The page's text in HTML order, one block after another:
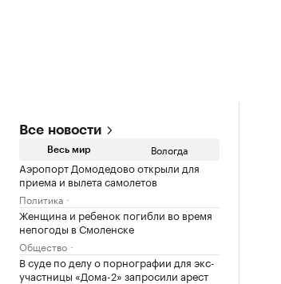
Все новости
Весь мир Вологда
Аэропорт Домодедово открыли для
приема и вылета самолетов
Политика
Женщина и ребенок погибли во время
непогоды в Смоленске
Общество
В суде по делу о порнографии для экс-
участницы «Дома-2» запросили арест